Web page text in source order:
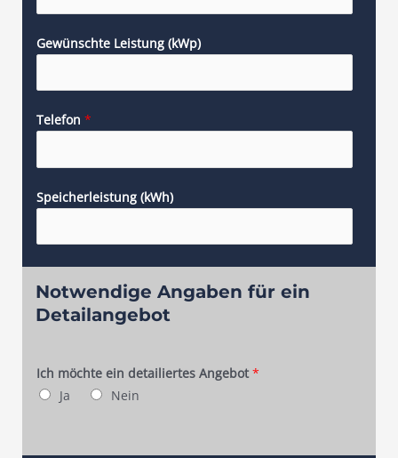
Gewünschte Leistung (kWp)
Telefon *
Speicherleistung (kWh)
Notwendige Angaben für ein
Detailangebot
Ich möchte ein detailiertes Angebot *
Ja
Nein